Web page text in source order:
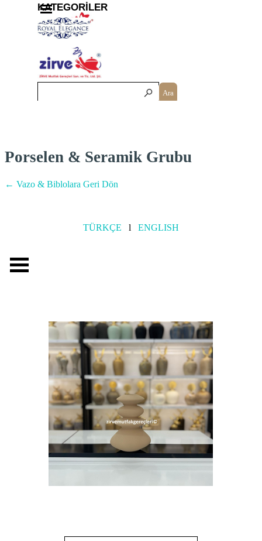
Menüyü atla
Ara
KATEGORİLER
Porselen & Seramik Grubu
← Vazo & Biblolara Geri Dön
TÜRKÇE l ENGLISH